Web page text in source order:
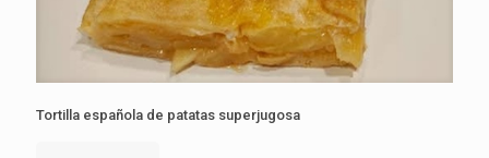
Tortilla española de patatas superjugosa